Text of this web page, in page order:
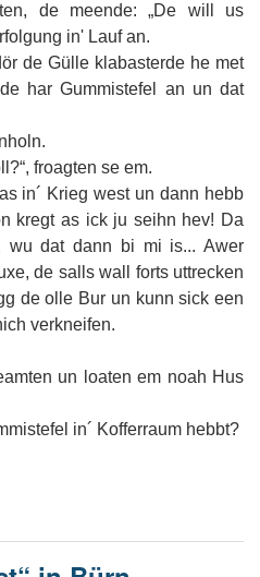
de meende: „De will us
in' Lauf an.
de Gülle klabasterde he met
har Gummistefel an un dat
froagten se em.
in´ Krieg west un dann hebb
kregt as ick ju seihn hev! Da
wu dat dann bi mi is... Awer
de salls wall forts uttrecken
de olle Bur un kunn sick een
verkneifen.
un loaten em noah Hus
in´ Kofferraum hebbt?